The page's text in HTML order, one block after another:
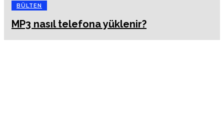
BÜLTEN
MP3 nasıl telefona yüklenir?